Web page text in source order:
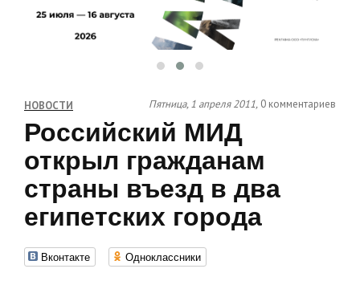
НОВОСТИ Пятница, 1 апреля 2011, 0 комментариев
Российский МИД
открыл гражданам
страны въезд в два
египетских города
Вконтакте Одноклассники